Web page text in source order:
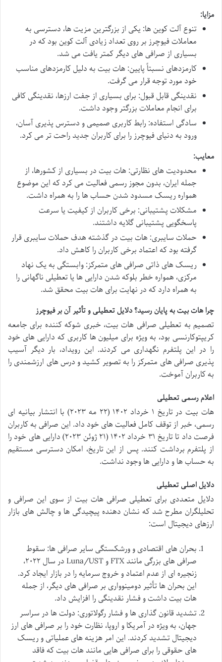
مزایا:
تنوع آلت کوین ها: یکی از بزرگترین مزیت ها، دسترسی به
معاملات فیوچرز بر روی تعداد زیادی آلت کوین بود که در
بسیاری از صرافی های دیگر کمتر یافت می شد.
کارمزدهای نسبتاً پایین: هات بیت به دلیل کارمزدهای مناسب
خود مورد توجه قرار می گرفت.
نقدینگی قابل قبول: برای بسیاری از جفت ارزها، نقدینگی کافی
برای انجام معاملات بزرگتر وجود داشت.
سادگی استفاده: رابط کاربری صمیمی و دسترس پذیری آسان،
ورود به دنیای فیوچرز را برای کاربران جدید راحت تر می کرد.
معایب:
محدودیت های نظارتی: هات بیت در بسیاری از کشورها، از
جمله ایران، بدون مجوز رسمی فعالیت می کرد که این موضوع
همواره ریسک مسدود شدن حساب ها را به همراه داشت.
مشکلات پشتیبانی: برخی کاربران از کیفیت یا سرعت
پاسخگویی پشتیبانی گلایه داشتند.
حملات سایبری: هات بیت در گذشته هدف حملات سایبری قرار
گرفته بود که اعتماد برخی کاربران را کاهش داد.
ریسک های ذاتی صرافی های متمرکز: وابستگی به یک نهاد
مرکزی، همواره خطر بلوکه شدن دارایی ها یا تعطیلی ناگهانی را
به همراه دارد که در نهایت برای هات بیت محقق شد.
چرا هات بیت به پایان رسید؟ دلایل تعطیلی و تأثیر آن بر فیوچرز
تصمیم به تعطیلی صرافی هات بیت، خبری شوکه کننده برای جامعه
کریپتوکارنسی بود، به ویژه برای میلیون ها کاربری که دارایی های خود
را در این پلتفرم نگهداری می کردند. این رویداد، بار دیگر آسیب
پذیری صرافی های متمرکز را به تصویر کشید و درس های ارزشمندی را
به کاربران آموخت.
اعلام رسمی تعطیلی
هات بیت در تاریخ ۱ خرداد ۱۴۰۲ (۲۲ مه ۲۰۲۳) با انتشار بیانیه ای
رسمی، خبر از توقف کامل فعالیت های خود داد. این صرافی به کاربران
فرصت داد تا تاریخ ۳۱ خرداد ۱۴۰۲ (۲۱ ژوئن ۲۰۲۳) دارایی های خود را
از پلتفرم برداشت کنند. پس از این تاریخ، امکان دسترسی مستقیم
به حساب ها و دارایی ها وجود نداشت.
دلایل اصلی تعطیلی
دلایل متعددی برای تعطیلی صرافی هات بیت از سوی این صرافی و
تحلیلگران مطرح شد که نشان دهنده پیچیدگی ها و چالش های بازار
ارزهای دیجیتال است:
بحران های اقتصادی و ورشکستگی سایر صرافی ها: سقوط
صرافی های بزرگی مانند FTX و Luna/UST در سال ۲۰۲۲،
زنجیره ای از عدم اعتماد و خروج سرمایه را در بازار ایجاد کرد.
این بحران ها تأثیر دومینوواری بر صرافی های دیگر، از جمله
هات بیت داشت و فشار نقدینگی را افزایش داد.
تشدید قانون گذاری ها و فشار رگولاتوری: دولت ها در سراسر
جهان، به ویژه در آمریکا و اروپا، نظارت خود را بر صرافی های ارز
دیجیتال تشدید کردند. این امر هزینه های عملیاتی و ریسک
های حقوقی را برای صرافی هایی مانند هات بیت که فاقد